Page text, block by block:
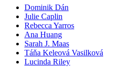
Dominik Dán
Julie Caplin
Rebecca Yarros
Ana Huang
Sarah J. Maas
Táňa Keleová Vasilková
Lucinda Riley